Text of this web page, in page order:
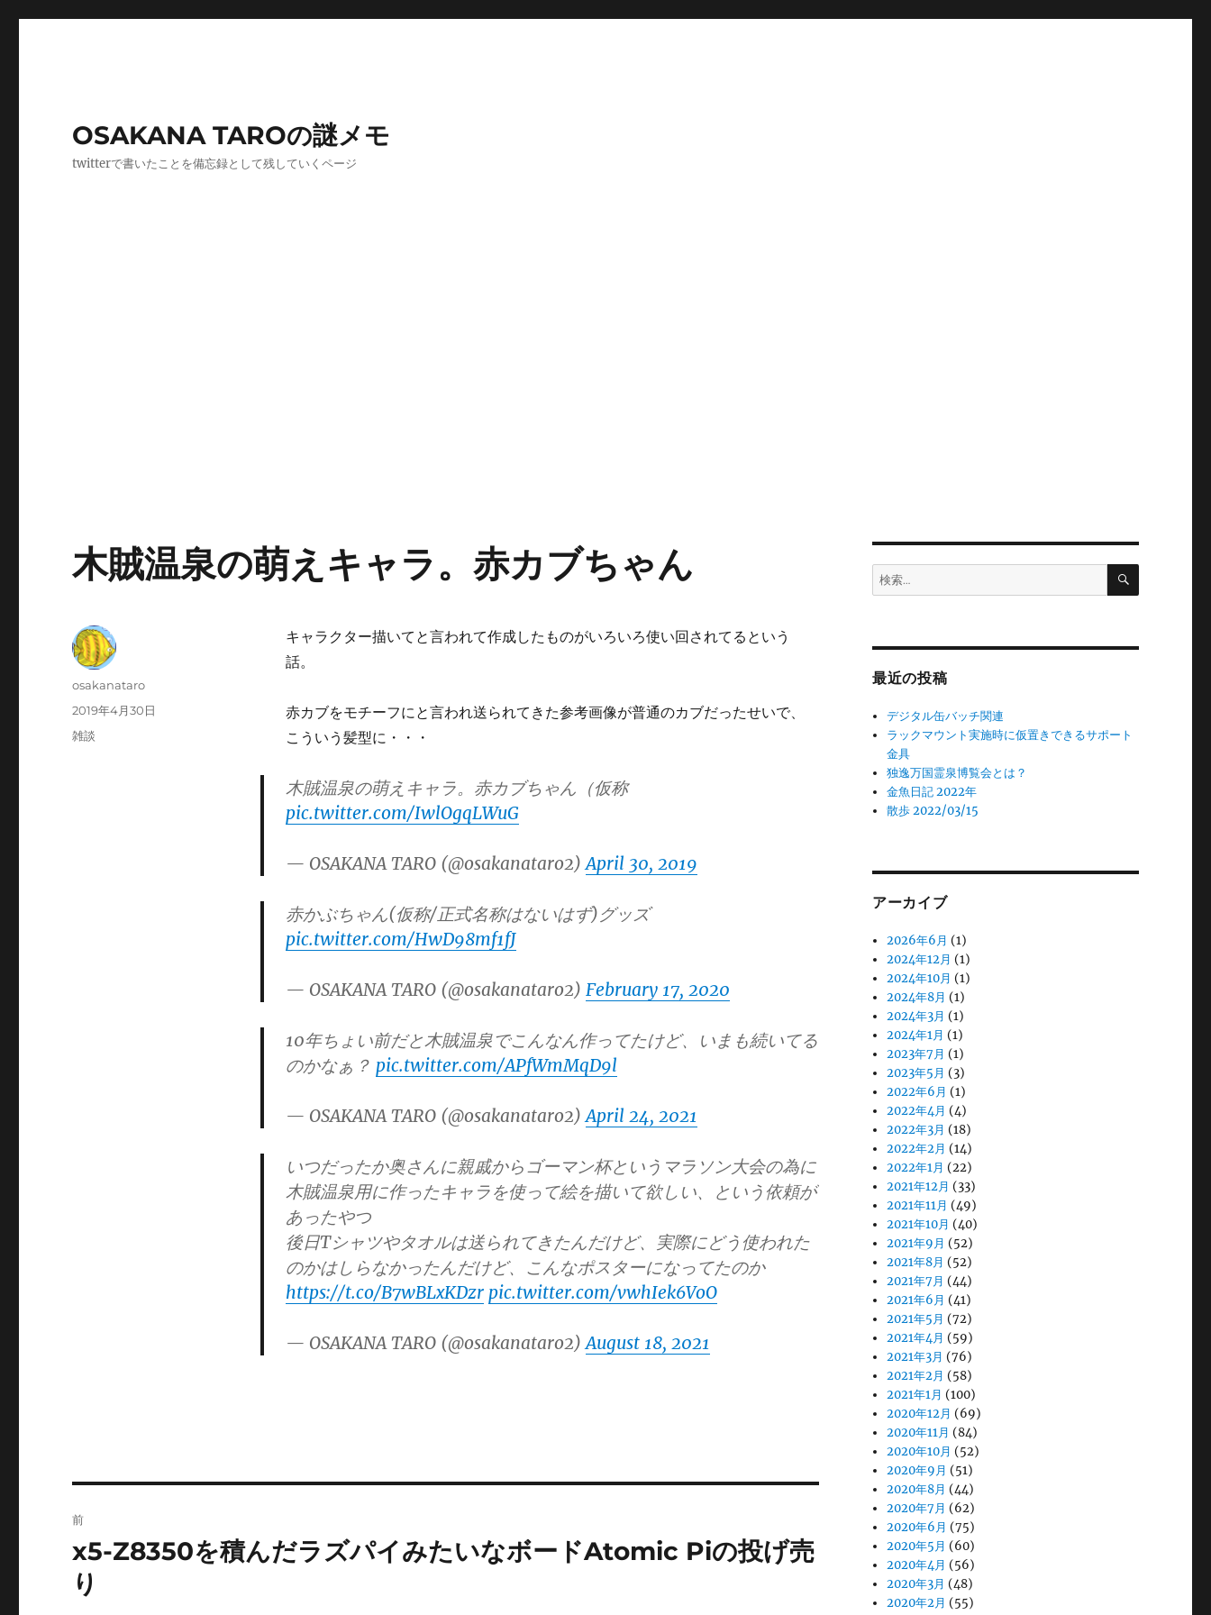
OSAKANA TAROの謎メモ
twitterで書いたことを備忘録として残していくページ
木賊温泉の萌えキャラ。赤カブちゃん
キャラクター描いてと言われて作成したものがいろいろ使い回されてるという
話。
赤カブをモチーフにと言われ送られてきた参考画像が普通のカブだったせいで、
こういう髪型に・・・
木賊温泉の萌えキャラ。赤カブちゃん（仮称
pic.twitter.com/IwlOgqLWuG
— OSAKANA TARO (@osakanataro2)April 30, 2019
赤かぶちゃん(仮称/正式名称はないはず)グッズ
pic.twitter.com/HwD98mf1fJ
— OSAKANA TARO (@osakanataro2) February 17, 2020
10年ちょい前だと木賊温泉でこんなん作ってたけど、いまも続いてる
のかなぁ？ pic.twitter.com/APfWmMqD9l
— OSAKANA TARO (@osakanataro2)April 24, 2021
いつだったか奥さんに親戚からゴーマン杯というマラソン大会の為に
木賊温泉用に作ったキャラを使って絵を描いて欲しい、という依頼が
あったやつ
後日Tシャツやタオルは送られてきたんだけど、実際にどう使われた
のかはしらなかったんだけど、こんなポスターになってたのか
https://t.co/B7wBLxKDzr pic.twitter.com/vwhIek6VoO
— OSAKANA TARO (@osakanataro2)August 18, 2021
投
osakanataro
投
稿
2019年4月30日
カ
雑談
稿
ナ
前
前
の
投
x5-Z8350を積んだラズパイみたいなボードAtomic Piの投げ売
り
検
索:
検
最近の投稿
デジタル缶バッチ関連
ラックマウント実施時に仮置きできるサポート
金具
独逸万国霊泉博覧会とは？
金魚日記 2022年
散歩 2022/03/15
アーカイブ
2026年6月 (1)
2024年12月 (1)
2024年10月 (1)
2024年8月 (1)
2024年3月 (1)
2024年1月 (1)
2023年7月 (1)
2023年5月 (3)
2022年6月 (1)
2022年4月 (4)
2022年3月 (18)
2022年2月 (14)
2022年1月 (22)
2021年12月 (33)
2021年11月 (49)
2021年10月 (40)
2021年9月 (52)
2021年8月 (52)
2021年7月 (44)
2021年6月 (41)
2021年5月 (72)
2021年4月 (59)
2021年3月 (76)
2021年2月 (58)
2021年1月 (100)
2020年12月 (69)
2020年11月 (84)
2020年10月 (52)
2020年9月 (51)
2020年8月 (44)
2020年7月 (62)
2020年6月 (75)
2020年5月 (60)
2020年4月 (56)
2020年3月 (48)
2020年2月 (55)